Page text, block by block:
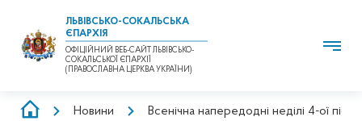
ЛЬВІВСЬКО-СОКАЛЬСЬКА
ЄПАРХІЯ
ОФІЦІЙНИЙ ВЕБ-САЙТ ЛЬВІВСЬКО-
СОКАЛЬСЬКОЇ ЄПАРХІЇ
(ПРАВОСЛАВНА ЦЕРКВА УКРАЇНИ)
РЯДОК
Новини Всенічна напередодні неділі 4-ої